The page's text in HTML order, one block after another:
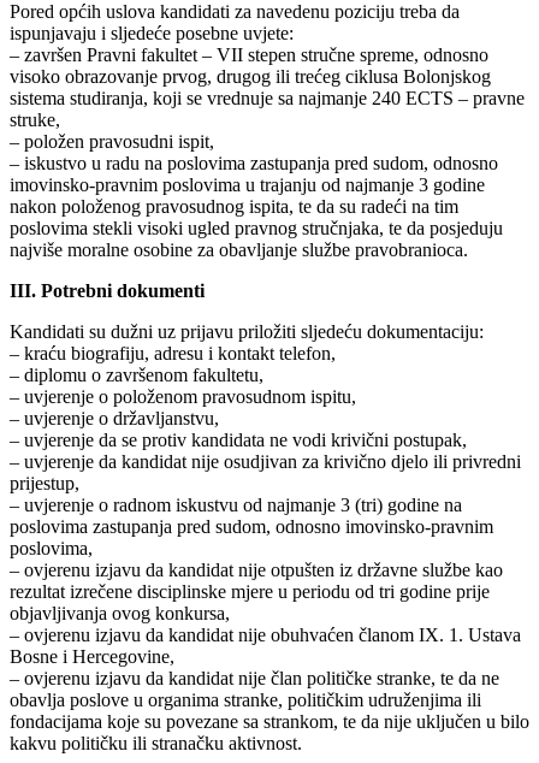
Pored općih uslova kandidati za navedenu poziciju treba da
ispunjavaju i sljedeće posebne uvjete:
– završen Pravni fakultet – VII stepen stručne spreme, odnosno
visoko obrazovanje prvog, drugog ili trećeg ciklusa Bolonjskog
sistema studiranja, koji se vrednuje sa najmanje 240 ECTS – pravne
struke,
– položen pravosudni ispit,
– iskustvo u radu na poslovima zastupanja pred sudom, odnosno
imovinsko-pravnim poslovima u trajanju od najmanje 3 godine
nakon položenog pravosudnog ispita, te da su radeći na tim
poslovima stekli visoki ugled pravnog stručnjaka, te da posjeduju
najviše moralne osobine za obavljanje službe pravobranioca.
III. Potrebni dokumenti
Kandidati su dužni uz prijavu priložiti sljedeću dokumentaciju:
– kraću biografiju, adresu i kontakt telefon,
– diplomu o završenom fakultetu,
– uvjerenje o položenom pravosudnom ispitu,
– uvjerenje o državljanstvu,
– uvjerenje da se protiv kandidata ne vodi krivični postupak,
– uvjerenje da kandidat nije osudjivan za krivično djelo ili privredni
prijestup,
– uvjerenje o radnom iskustvu od najmanje 3 (tri) godine na
poslovima zastupanja pred sudom, odnosno imovinsko-pravnim
poslovima,
– ovjerenu izjavu da kandidat nije otpušten iz državne službe kao
rezultat izrečene disciplinske mjere u periodu od tri godine prije
objavljivanja ovog konkursa,
– ovjerenu izjavu da kandidat nije obuhvaćen članom IX. 1. Ustava
Bosne i Hercegovine,
– ovjerenu izjavu da kandidat nije član političke stranke, te da ne
obavlja poslove u organima stranke, političkim udruženjima ili
fondacijama koje su povezane sa strankom, te da nije uključen u bilo
kakvu političku ili stranačku aktivnost.